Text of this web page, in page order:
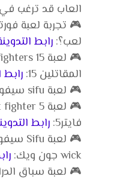
العاب قد ترغب
🎮 تجربة لعبة
لعب؟: رابط
المقاتلين 15:
رابط
🎮 لعبة sifu سيفو:
فايتر5:
رابط
wick جون ويك:
🎮 لعبة سباق